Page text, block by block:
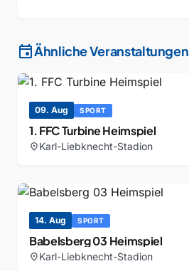
eventÄhnliche Veranstaltungen
09. Aug SPORT
1. FFC Turbine Heimspiel
location_onKarl-Liebknecht-Stadion
14. Aug SPORT
Babelsberg 03 Heimspiel
location_onKarl-Liebknecht-Stadion